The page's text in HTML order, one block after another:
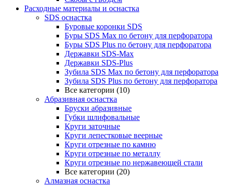
Расходные материалы и оснастка
SDS оснастка
Буровые коронки SDS
Буры SDS Max по бетону для перфоратора
Буры SDS Plus по бетону для перфоратора
Державки SDS-Max
Державки SDS-Plus
Зубила SDS Mах по бетону для перфоратора
Зубила SDS Plus по бетону для перфоратора
Все категории (10)
Абразивная оснастка
Бруски абразивные
Губки шлифовальные
Круги заточные
Круги лепестковые веерные
Круги отрезные по камню
Круги отрезные по металлу
Круги отрезные по нержавеющей стали
Все категории (20)
Алмазная оснастка